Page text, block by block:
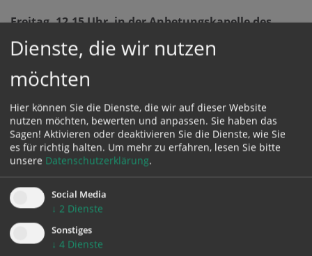
Freitag, 12.15 Uhr, in der Anbetungskapelle des
Mariendoms
13. Februar bis 15. Mai 2026
Wir laden sehr herzlich dazu ein!
Dienste, die wir nutzen
möchten
Hier können Sie die Dienste, die wir auf dieser Website
nutzen möchten, bewerten und anpassen. Sie haben das
Sagen! Aktivieren oder deaktivieren Sie die Dienste, wie Sie
es für richtig halten. Um mehr zu erfahren, lesen Sie bitte
unsere Datenschutzerklärung.
Social Media
↓ 2 Dienste
Sonstiges
↓ 4 Dienste